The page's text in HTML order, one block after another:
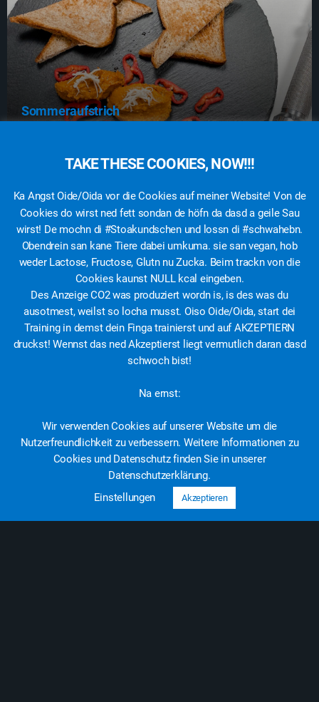
Sommeraufstrich
18g 13g
Eiweiß KH Fett Kcal
Lachs mit Erbsenpüree
37g 21g
Eiweiß KH Fett Kcal
TAKE THESE COOKIES, NOW!!!
Ka Angst Oide/Oida vor die Cookies auf meiner Website! Von de
Cookies do wirst ned fett sondan de höfn da dasd a geile Sau
wirst! De mochn di #Stoakundschen und lossn di #schwahebn.
Obendrein san kane Tiere dabei umkuma. sie san vegan, hob
weder Lactose, Fructose, Glutn nu Zucka. Beim trackn von die
Cookies kaunst NULL kcal eingeben.
Des Anzeige CO2 was produziert wordn is, is des was du
ausotmest, weilst so locha musst. Oiso Oide/Oida, start dei
Training in demst dein Finga trainierst und auf AKZEPTIERN
druckst! Wennst das ned Akzeptierst liegt vermutlich daran dasd
schwoch bist!
Na ernst:
Wir verwenden Cookies auf unserer Website um die
Nutzerfreundlichkeit zu verbessern. Weitere Informationen zu
Cookies und Datenschutz finden Sie in unserer
Datenschutzerklärung.
Einstellungen
Akzeptieren